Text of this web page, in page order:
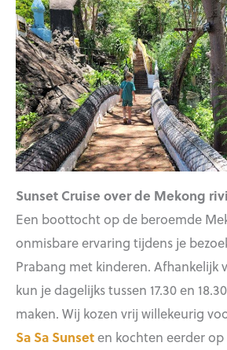
Sunset Cruise over de Mekong
Een boottocht op de beroemde
onmisbare ervaring tijdens je
Prabang met kinderen. Afhankelijk
kun je dagelijks tussen 17.30 en
maken. Wij kozen vrij willekeurig
Sa Sa Sunseten kochten eerder